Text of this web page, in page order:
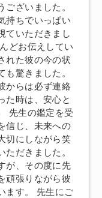
ざいました。
持ちでいっぱい
ていただきまし
どお伝えしてい
れた彼の今の状
驚きました。
からは必ず連絡
た時は、安心と
先生の鑑定を受
信じ、未来への
切にしながら笑
だきました。
が、その度に先
頑張りながら彼
ます。 先生にご